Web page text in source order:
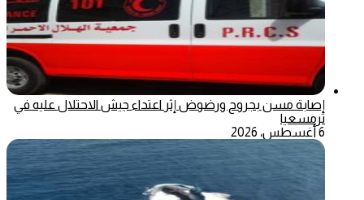
إصابة مسن بجروح ورضوض إثر اعتداء جيش الاحتلال عليه في
ترمسعيا
6 أغسطس، 2026